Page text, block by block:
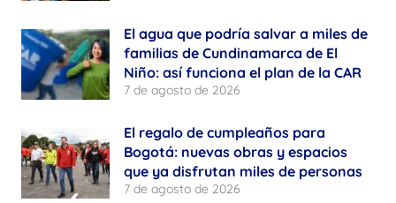
El agua que podría salvar a miles de
familias de Cundinamarca de El
Niño: así funciona el plan de la CAR
7 de agosto de 2026
El regalo de cumpleaños para
Bogotá: nuevas obras y espacios
que ya disfrutan miles de personas
7 de agosto de 2026